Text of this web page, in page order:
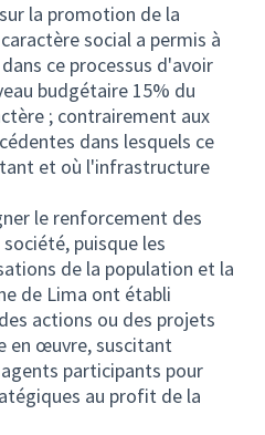
la promotion de la
social a permis à
ce processus d'avoir
budgétaire 15% du
; contrairement aux
dans lesquels ce
et où l'infrastructure
le renforcement des
puisque les
de la population et la
de Lima ont établi
actions ou des projets
en œuvre, suscitant
participants pour
au profit de la